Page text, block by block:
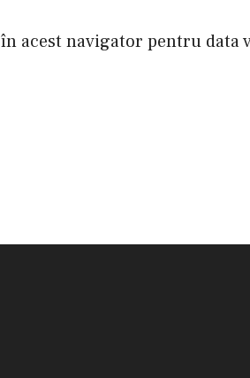
acest navigator pentru data